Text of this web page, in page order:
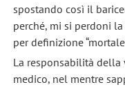
spostando così il
perché, mi si perdoni
per definizione
La responsabilità
medico, nel mentre